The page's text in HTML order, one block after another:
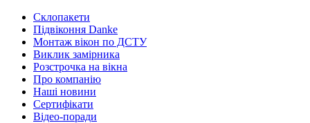
Склопакети
Підвіконня Danke
Монтаж вікон по ДСТУ
Виклик замірника
Розстрочка на вікна
Про компанію
Наші новини
Сертифікати
Відео-поради